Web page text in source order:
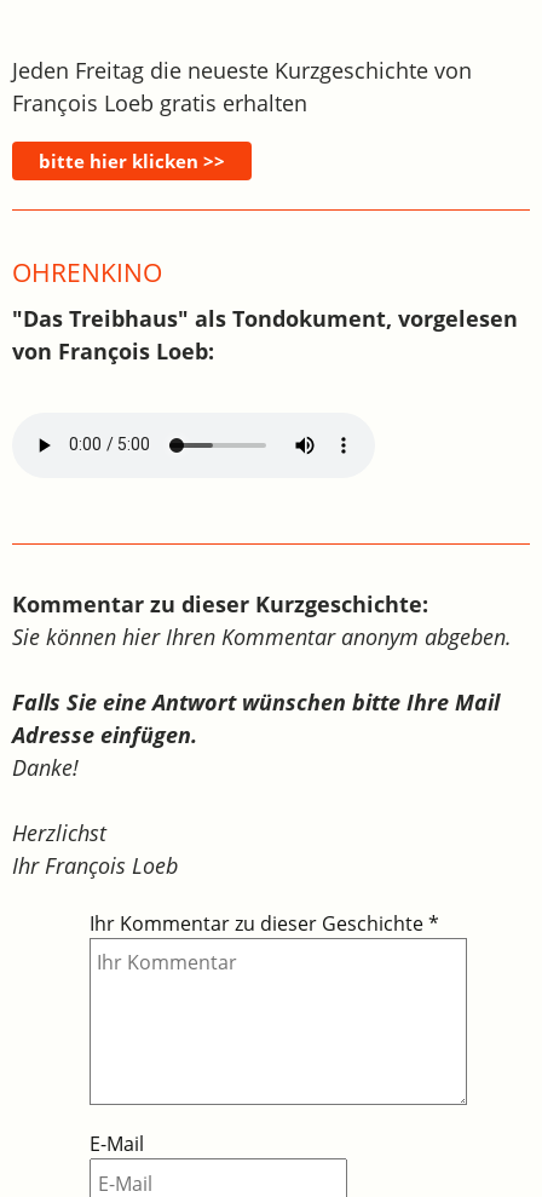
Jeden Freitag die neueste Kurzgeschichte von
François Loeb gratis erhalten
OHRENKINO
"Das Treibhaus" als Tondokument, vorgelesen
von François Loeb:
Kommentar zu dieser Kurzgeschichte:
Sie können hier Ihren Kommentar anonym abgeben.
Falls Sie eine Antwort wünschen bitte Ihre Mail
Adresse einfügen.
Danke!
Herzlichst
Ihr François Loeb
Ihr Kommentar zu dieser Geschichte*
E-Mail